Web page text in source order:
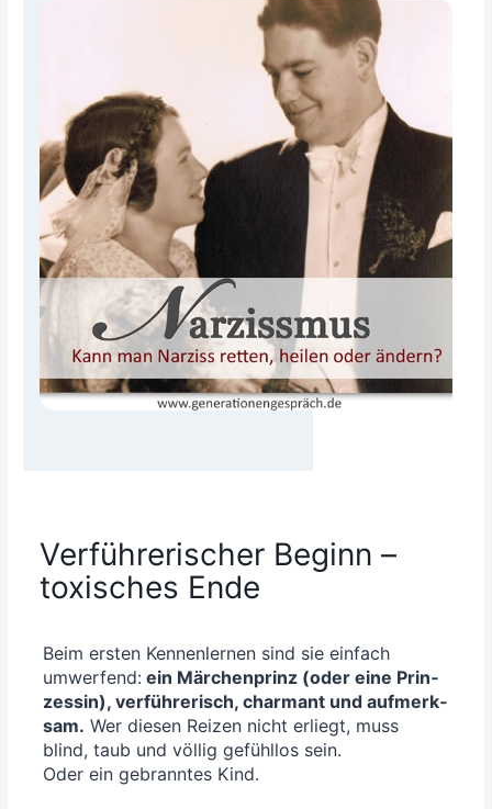
Verführerischer Beginn –
toxisches Ende
Beim ers­ten Ken­nen­ler­nen sind sie ein­fach
umwer­fend: ein Mär­chen­prinz (oder eine Prin­
zes­sin), ver­füh­re­risch, char­mant und auf­merk­
sam. Wer die­sen Rei­zen nicht erliegt, muss
blind, taub und völ­lig gefühl­los sein.
Oder ein gebrann­tes Kind.